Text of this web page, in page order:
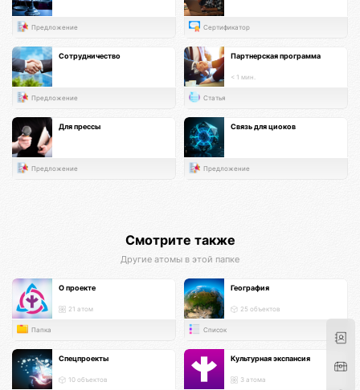
Предложение Сертификатор
Сотрудничество
Предложение
Партнерская программа
< 1 мин.
Статья
Для прессы
Предложение
Связь для циоков
Предложение
Смотрите также
Другие атомы в этой папке
О проекте
21 атом
Папка
География
25 объектов
Список
Спецпроекты
10 объектов
Культурная экспансия
3 атома